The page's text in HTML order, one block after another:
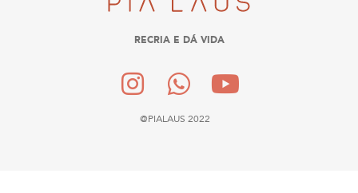
RECRIA E DÁ VIDA
@PIALAUS 2022